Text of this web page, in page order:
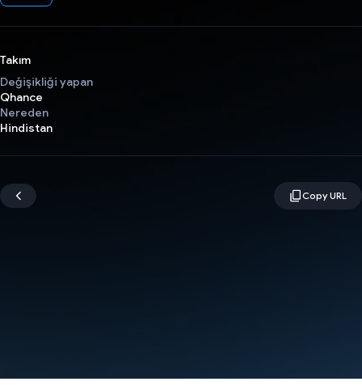
Takım
Değişikliği yapan
Qhance
Nereden
Hindistan